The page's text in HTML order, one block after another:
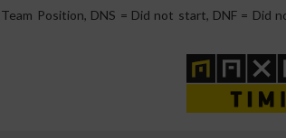
Position, DNS = Did not start, DNF = Did
Daten aus